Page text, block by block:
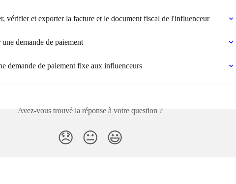
vérifier et exporter la facture et le document fiscal de l'influenceur
demande de paiement
demande de paiement fixe aux influenceurs
Avez-vous trouvé la réponse à votre question ?
😞 😐 😃